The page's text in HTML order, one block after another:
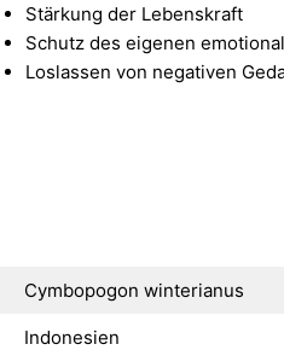
Stärkung der Lebenskraft
Schutz des eigenen
Loslassen von negativen
Cymbopogon winterianus
Indonesien